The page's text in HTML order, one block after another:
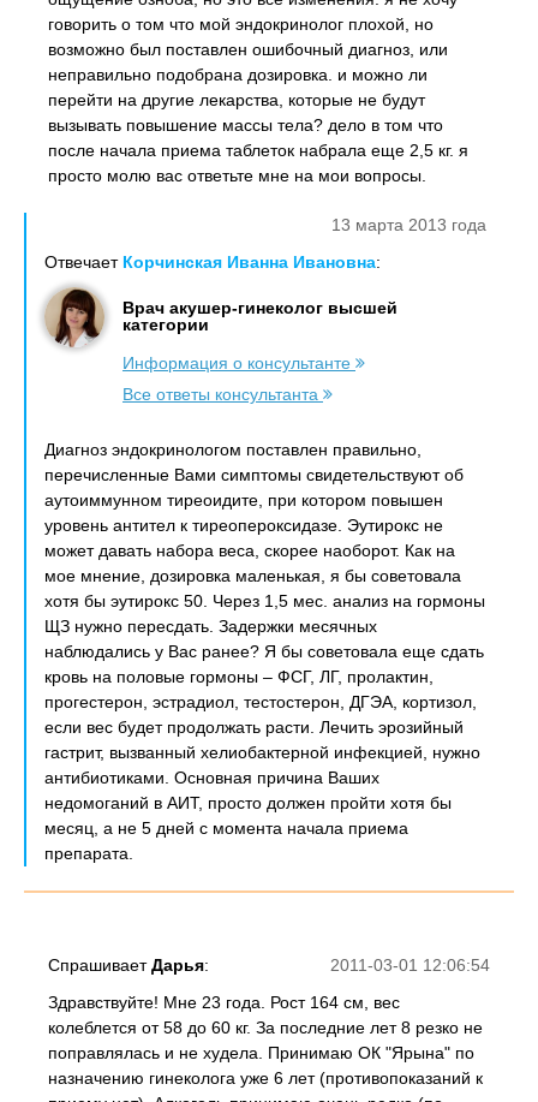
говорить о том что мой эндокринолог плохой, но
возможно был поставлен ошибочный диагноз, или
неправильно подобрана дозировка. и можно ли
перейти на другие лекарства, которые не будут
вызывать повышение массы тела? дело в том что
после начала приема таблеток набрала еще 2,5 кг. я
просто молю вас ответьте мне на мои вопросы.
13 марта 2013 года
Отвечает Корчинская Иванна Ивановна:
Врач акушер-гинеколог высшей
категории
Информация о консультанте
Все ответы консультанта
Диагноз эндокринологом поставлен правильно,
перечисленные Вами симптомы свидетельствуют об
аутоиммунном тиреоидите, при котором повышен
уровень антител к тиреопероксидазе. Эутирокс не
может давать набора веса, скорее наоборот. Как на
мое мнение, дозировка маленькая, я бы советовала
хотя бы эутирокс 50. Через 1,5 мес. анализ на гормоны
ЩЗ нужно пересдать. Задержки месячных
наблюдались у Вас ранее? Я бы советовала еще сдать
кровь на половые гормоны – ФСГ, ЛГ, пролактин,
прогестерон, эстрадиол, тестостерон, ДГЭА, кортизол,
если вес будет продолжать расти. Лечить эрозийный
гастрит, вызванный хелиобактерной инфекцией, нужно
антибиотиками. Основная причина Ваших
недомоганий в АИТ, просто должен пройти хотя бы
месяц, а не 5 дней с момента начала приема
препарата.
2011-03-01 12:06:54
СпрашиваетДарья:
Здравствуйте! Мне 23 года. Рост 164 см, вес
колеблется от 58 до 60 кг. За последние лет 8 резко не
поправлялась и не худела. Принимаю ОК "Ярына" по
назначению гинеколога уже 6 лет (противопоказаний к